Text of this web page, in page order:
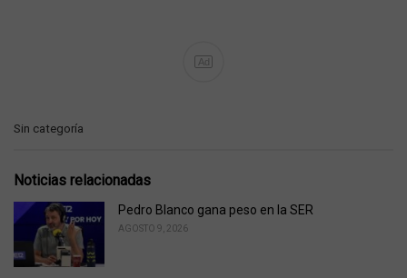
Ad
C
e
r
e
Sin categoría
Noticias relacionadas
Pedro Blanco gana peso en la SER
AGOSTO 9, 2026